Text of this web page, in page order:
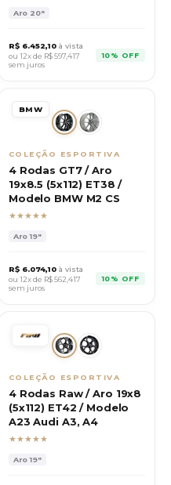
Aro 20"
R$ 6.452,10 à vista
ou 12x de R$597,417
sem juros
10% OFF
BMW
COLEÇÃO ESPORTIVA
4 Rodas GT7 / Aro
19x8.5 (5x112) ET38 /
Modelo BMW M2 CS
★★★★★
Aro19"
R$ 6.074,10 à vista
ou 12x de R$562,417
sem juros
10% OFF
COLEÇÃO ESPORTIVA
4 Rodas Raw / Aro 19x8
(5x112) ET42 / Modelo
A23 Audi A3, A4
★★★★★
Aro19"